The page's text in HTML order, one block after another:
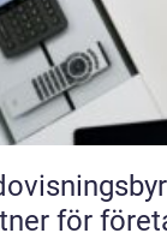
alvesta
för